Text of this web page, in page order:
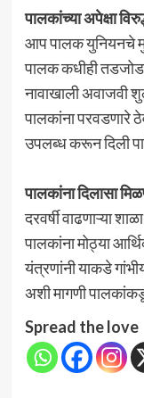
पालकांच्या अपेक्षा
आप पालक युनियनचे
पालक कधीही तडजोड
नावाखाली अवाजवी
पालकांना परवडणारे
उपलब्ध करून दिली
पालकांना दिलासा
दरवर्षी वाढणाऱ्या
पालकांना मोठ्या
यंत्रणांनी याकडे
अशी मागणी
Spread the love